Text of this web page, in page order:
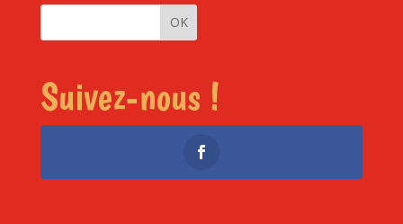
Suivez-nous !